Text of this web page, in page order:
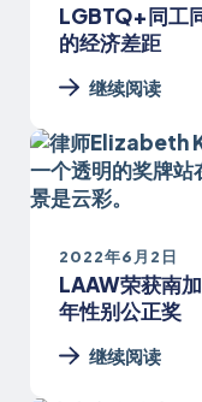
LGBTQ+同工
的经济差距
继续阅读
2022年6月2日
LAAW荣获南
年性别公正奖
继续阅读